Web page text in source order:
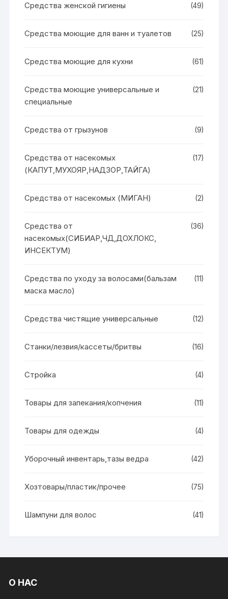
Средства женской гигиены (49)
Средства моющие для ванн и туалетов (25)
Средства моющие для кухни (61)
Средства моющие универсальные и
специальные
(21)
Средства от грызунов (9)
Средства от насекомых
(КАПУТ,МУХОЯР,НАДЗОР,ТАЙГА)
(17)
Средства от насекомых (МИГАН) (2)
Средства от
насекомых(СИБИАР,ЧД,ДОХЛОКС,
ИНСЕКТУМ)
(36)
Средства по уходу за волосами(бальзам
маска масло)
(11)
Средства чистящие универсальные (12)
Станки/лезвия/кассеты/бритвы (16)
Стройка (4)
Товары для запекания/копчения (11)
Товары для одежды (4)
Уборочный инвентарь,тазы ведра (42)
Хозтовары/пластик/прочее (75)
Шампуни для волос (41)
О НАС